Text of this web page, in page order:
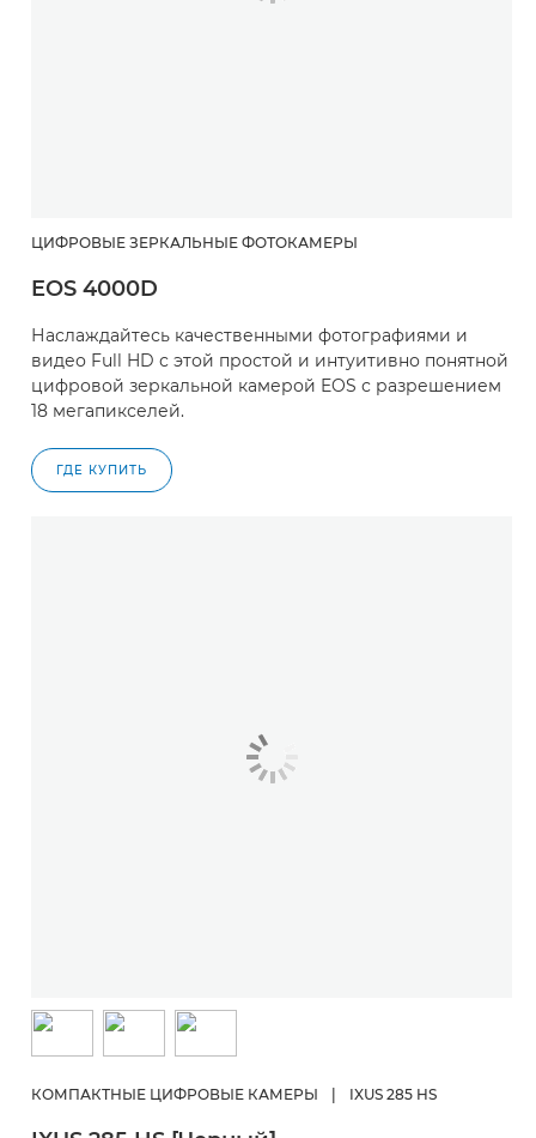
ЦИФРОВЫЕ ЗЕРКАЛЬНЫЕ ФОТОКАМЕРЫ
EOS 4000D
Наслаждайтесь качественными фотографиями и
видео Full HD с этой простой и интуитивно понятной
цифровой зеркальной камерой EOS с разрешением
18 мегапикселей.
ГДЕ КУПИТЬ
КОМПАКТНЫЕ ЦИФРОВЫЕ КАМЕРЫ IXUS 285 HS